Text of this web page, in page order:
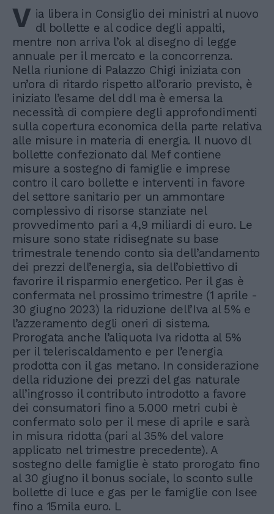
V ia libera in Consiglio dei ministri al nuovo
dl bollette e al codice degli appalti,
mentre non arriva l’ok al disegno di legge
annuale per il mercato e la concorrenza.
Nella riunione di Palazzo Chigi iniziata con
un’ora di ritardo rispetto all’orario previsto, è
iniziato l’esame del ddl ma è emersa la
necessità di compiere degli approfondimenti
sulla copertura economica della parte relativa
alle misure in materia di energia. Il nuovo dl
bollette confezionato dal Mef contiene
misure a sostegno di famiglie e imprese
contro il caro bollette e interventi in favore
del settore sanitario per un ammontare
complessivo di risorse stanziate nel
provvedimento pari a 4,9 miliardi di euro. Le
misure sono state ridisegnate su base
trimestrale tenendo conto sia dell’andamento
dei prezzi dell’energia, sia dell’obiettivo di
favorire il risparmio energetico. Per il gas è
confermata nel prossimo trimestre (1 aprile -
30 giugno 2023) la riduzione dell’Iva al 5% e
l’azzeramento degli oneri di sistema.
Prorogata anche l’aliquota Iva ridotta al 5%
per il teleriscaldamento e per l’energia
prodotta con il gas metano. In considerazione
della riduzione dei prezzi del gas naturale
all’ingrosso il contributo introdotto a favore
dei consumatori fino a 5.000 metri cubi è
confermato solo per il mese di aprile e sarà
in misura ridotta (pari al 35% del valore
applicato nel trimestre precedente). A
sostegno delle famiglie è stato prorogato fino
al 30 giugno il bonus sociale, lo sconto sulle
bollette di luce e gas per le famiglie con Isee
fino a 15mila euro. L